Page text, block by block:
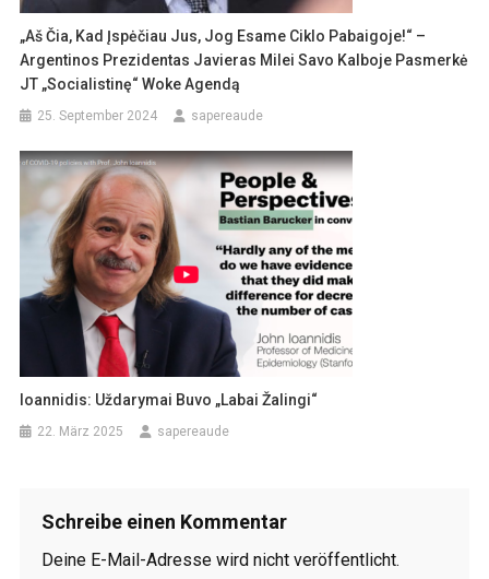
„Aš Čia, Kad Įspėčiau Jus, Jog Esame Ciklo Pabaigoje!“ –
Argentinos Prezidentas Javieras Milei Savo Kalboje Pasmerkė
JT „socialistinę“ Woke Agendą
25. September 2024 sapereaude
Ioannidis: Uždarymai Buvo „labai Žalingi“
22. März 2025 sapereaude
Schreibe einen Kommentar
Deine E-Mail-Adresse wird nicht veröffentlicht.